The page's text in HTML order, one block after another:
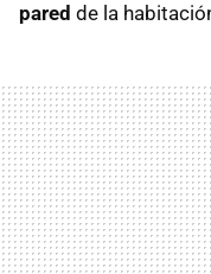
pared de la